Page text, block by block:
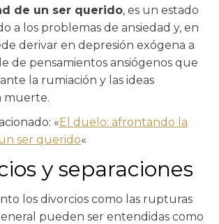
de un ser querido, es un estado
a los problemas de ansiedad y, en
derivar en depresión exógena a
de pensamientos ansiógenos que
la rumiación y las ideas
muerte.
«El duelo: afrontando la
ser querido«
y separaciones
los divorcios como las rupturas
pueden ser entendidas como